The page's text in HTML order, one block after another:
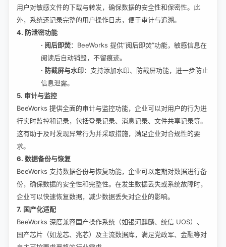
用户对敏感文件的下载与转发，确保数据的安全性和保密性。此
外，系统还记录完整的用户操作日志，便于审计与追溯。
4. 防泄密功能
· 阅后即焚： BeeWorks 提供“阅后即焚”功能，敏感信息在
阅读后自动销毁，不留痕迹。
· 防截屏与水印：支持添加水印、防截屏功能，进一步防止
信息泄露。
5. 审计与监控
BeeWorks 提供全面的审计与监控功能，企业可以对用户的行为进
行实时监控和记录，包括登录记录、消息记录、文件共享记录等。
这有助于及时发现异常行为并采取措施，满足企业对合规性的要
求。
6. 数据备份与恢复
BeeWorks 支持数据备份与恢复功能，企业可以定期对数据进行备
份，确保数据的安全性和完整性。在发生数据丢失或系统故障时，
企业可以快速恢复数据，减少数据丢失对企业的影响。
7. 国产化适配
BeeWorks 深度兼容国产操作系统（如银河麒麟、统信 UOS）、
国产芯片（如龙芯、兆芯）及主流数据库，满足党政军、金融等对